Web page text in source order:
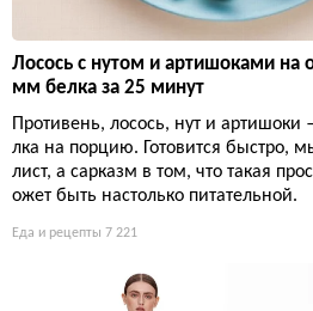
Лосось с нутом и артишоками на
мм белка за 25 минут
Противень, лосось, нут и артишоки
лка на порцию. Готовится быстро,
лист, а сарказм в том, что такая
ожет быть настолько питательной.
Еда и рецепты 7 221